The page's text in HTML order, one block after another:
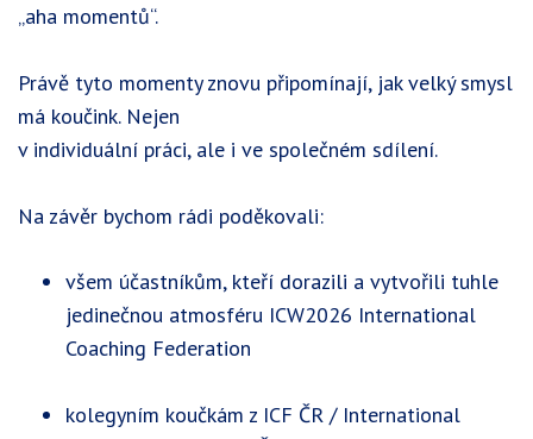
„aha momentů“.
Právě tyto momenty znovu připomínají, jak velký smysl
má koučink. Nejen
v individuální práci, ale i ve společném sdílení.
Na závěr bychom rádi poděkovali:
všem účastníkům, kteří dorazili a vytvořili tuhle
jedinečnou atmosféru ICW2026 International
Coaching Federation
kolegyním koučkám z ICF ČR / International